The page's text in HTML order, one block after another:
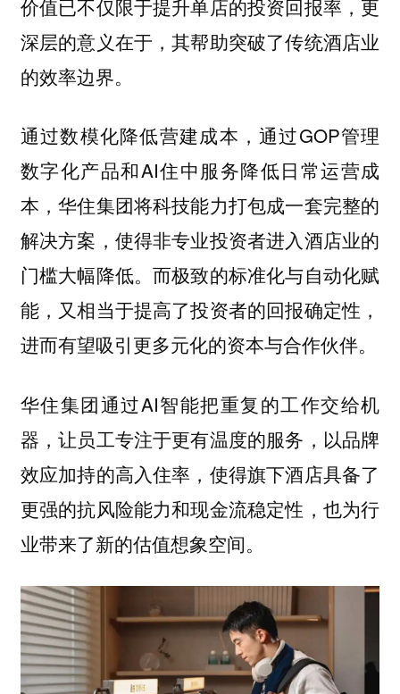
价值已不仅限于提升单店的投资回报率，更
深层的意义在于，其帮助突破了传统酒店业
的效率边界。
通过数模化降低营建成本，通过GOP管理
数字化产品和AI住中服务降低日常运营成
本，华住集团将科技能力打包成一套完整的
解决方案，使得非专业投资者进入酒店业的
门槛大幅降低。而极致的标准化与自动化赋
能，又相当于提高了投资者的回报确定性，
进而有望吸引更多元化的资本与合作伙伴。
华住集团通过AI智能把重复的工作交给机
器，让员工专注于更有温度的服务，以品牌
效应加持的高入住率，使得旗下酒店具备了
更强的抗风险能力和现金流稳定性，也为行
业带来了新的估值想象空间。